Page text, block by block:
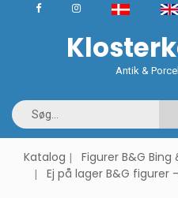
Antik &
Katalog
Figurer B&G Bing
Ej på lager B&G figurer